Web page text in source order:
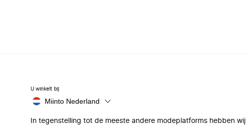
U winkelt bij
Miinto Nederland
In tegenstelling tot de meeste andere modeplatforms hebben wij